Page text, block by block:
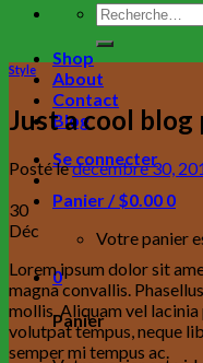
Recherche
pour :
Shop
About
Contact
Blog
Se connecter
Panier /$0.00 0
Votre panier
0
Panier
Style
Just a cool
Posté ledécembre 30,
30
Déc
Lorem ipsum dolor sit
magna convallis.
mollis. Aliquam vel
volutpat tempus, neque
semper mi tempus ac.